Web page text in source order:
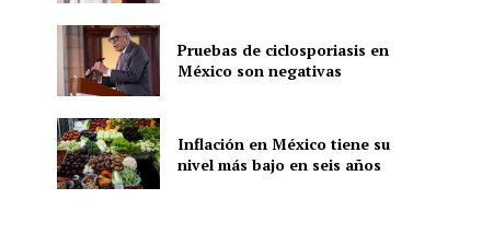
Pruebas de ciclosporiasis en
México son negativas
Inflación en México tiene su
nivel más bajo en seis años